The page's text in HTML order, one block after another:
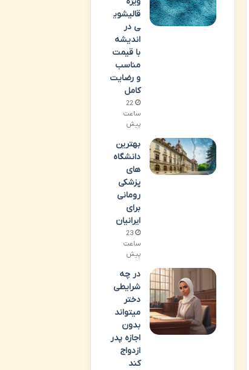
قالیشوی
ی در
اندیشه
با قیمت
مناسب
و رضایت
کامل
22
ساعت
پیش
بهترین
دانشگاه‌
های
پزشکی
رومانی
برای
ایرانیان
23
ساعت
پیش
در چه
شرایطی
دختر
میتواند
بدون
اجازه پدر
ازدواج
کند